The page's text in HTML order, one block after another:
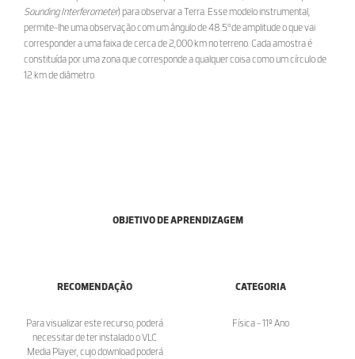
Sounding Interferometer) para observar a Terra. Esse modelo instrumental,
permite-lhe uma observação com um ângulo de 48.5°de amplitude o que vai
corresponder a uma faixa de cerca de 2,000 km no terreno. Cada amostra é
constituída por uma zona que corresponde a qualquer coisa como um círculo de
12 km de diâmetro.
OBJETIVO DE APRENDIZAGEM
RECOMENDAÇÃO
Para visualizar este recurso, poderá
necessitar de ter instalado o VLC
Media Player, cujo download poderá
CATEGORIA
Física - 11º Ano